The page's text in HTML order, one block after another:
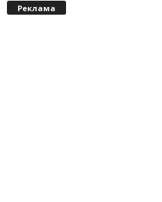
Реклама